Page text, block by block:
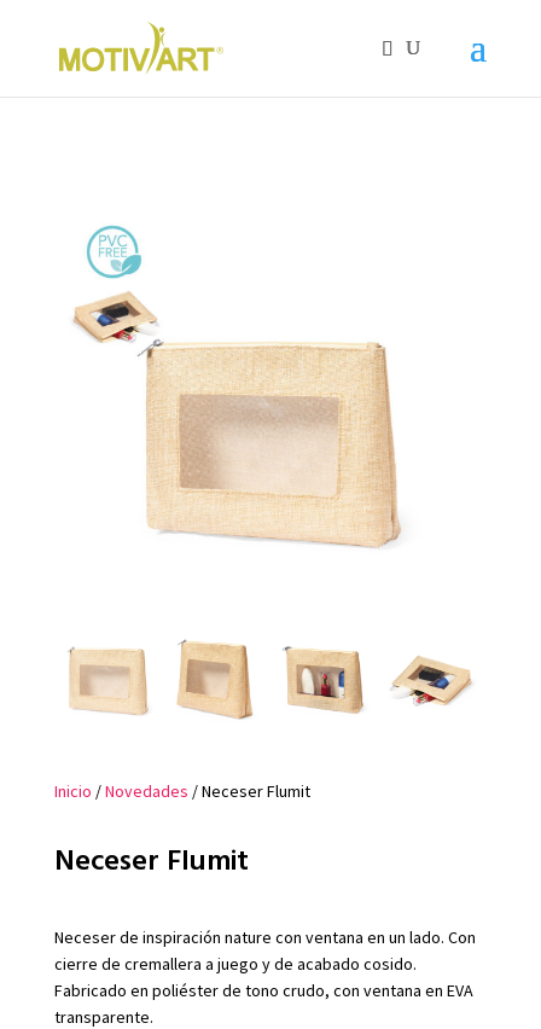
Inicio /Novedades / Neceser Flumit
Neceser Flumit
Neceser de inspiración nature con ventana en un lado. Con
cierre de cremallera a juego y de acabado cosido.
Fabricado en poliéster de tono crudo, con ventana en EVA
transparente.